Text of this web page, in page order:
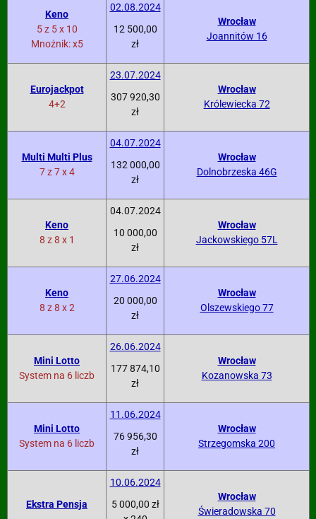
Keno
5 z 5 x 10
Mnożnik: x5
02.08.2024
12 500,00
zł
Wrocław
Joannitów 16
Eurojackpot
4+2
23.07.2024
307 920,30
zł
Wrocław
Królewiecka 72
Multi Multi Plus
7 z 7 x 4
04.07.2024
132 000,00
zł
Wrocław
Dolnobrzeska 46G
Keno
8 z 8 x 1
04.07.2024
10 000,00
zł
Wrocław
Jackowskiego 57L
Keno
8 z 8 x 2
27.06.2024
20 000,00
zł
Wrocław
Olszewskiego 77
Mini Lotto
System na 6 liczb
26.06.2024
177 874,10
zł
Wrocław
Kozanowska 73
Mini Lotto
System na 6 liczb
11.06.2024
76 956,30
zł
Wrocław
Strzegomska 200
Ekstra Pensja
10.06.2024
5 000,00 zł
Wrocław
Świeradowska 70